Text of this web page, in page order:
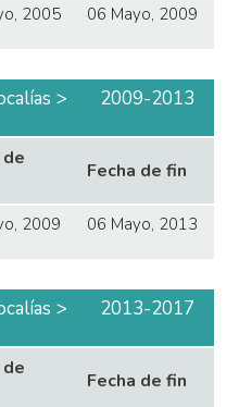
2005 06 Mayo, 2009
2009-2013
de
Fecha de fin
2009 06 Mayo, 2013
2013-2017
de
Fecha de fin